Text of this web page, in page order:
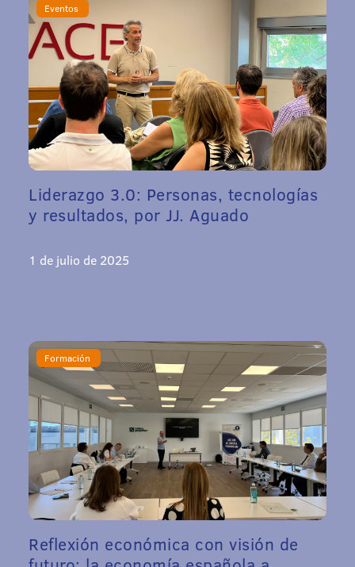
Eventos
Liderazgo 3.0: Personas, tecnologías
y resultados, por JJ. Aguado
1 de julio de 2025
Formación
Reflexión económica con visión de